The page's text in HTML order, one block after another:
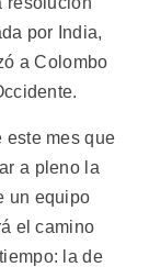
por India,
a Colombo
este mes que
a pleno la
un equipo
el camino
la de